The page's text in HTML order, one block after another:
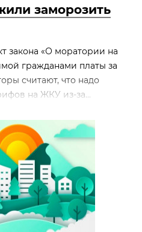
заморозить
закона «О моратории на
гражданами платы за
считают, что надо
на ЖКУ из-за...